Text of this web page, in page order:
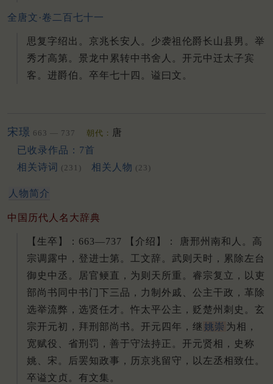
全唐文·卷二百七十一
思复字绍出。京兆长安人。少袭祖伦爵长山县男。举
秀才高第。景龙中累转中书舍人。开元中迁太子宾
客。进爵伯。卒年七十四。谥曰文。
宋璟 663 — 737 朝代： 唐
已收录作品：7首
相关诗词 (231) 相关人物 (23)
人物简介
中国历代人名大辞典
【生卒】：663—737 【介绍】： 唐邢州南和人。 高
宗调露中，登进士第。 工文辞。 武则天时，累除左台
御史中丞。
居官鲠直，为则天所重。 睿宗复立，以吏
部尚书同中书门下三品，力制外戚、公主干政，革除
选举流弊，选贤任才。 忤太平公主，贬楚州刺史。 玄
宗开元初，拜刑部尚书。 开元四年，继 姚崇 为相，
宽赋役、省刑罚，善于守法持正。 开元贤相，史称
姚、宋。
后罢知政事，历京兆留守，以左丞相致仕。
卒谥文贞。 有文集。